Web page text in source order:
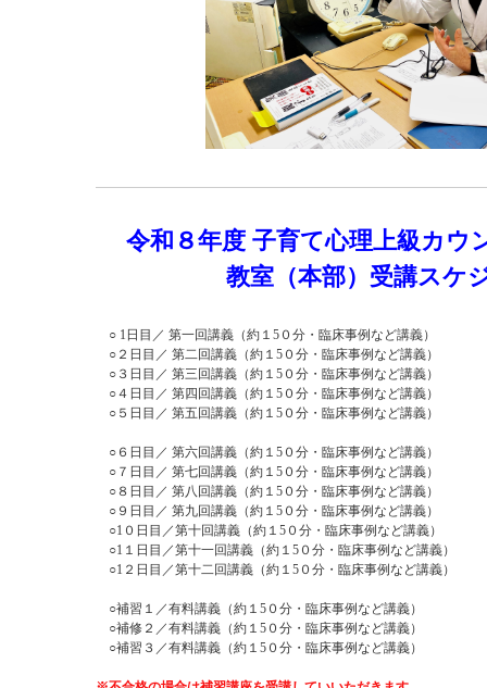
令和８年度 子育て心理上級カウ
教室（本部）受講スケ
○ 1日目／ 第一回講義（約１5 ０分・臨床事例など講義）
○２日目／ 第二回講義（約１5０分・臨床事例など講義）
○３日目／ 第三回講義（約１5０分・臨床事例など講義）
○４日目／ 第四回講義（約１5０分・臨床事例など講義）
○５日目／ 第五回講義（約１5０分・臨床事例など講義）
○６日目／ 第六回講義（約１5０分・臨床事例など講義）
○７日目／ 第七回講義（約１5０分・臨床事例など講義）
○８日目／ 第八回講義（約１5０分・臨床事例など講義）
○９日目／ 第九回講義（約１5０分・臨床事例など講義）
○1０日目／第十回講義（約１5０分・ 臨床事例など講義）
○1１日目／第十一回講義（約１5０分・臨床事例など講義）
○1２日目／第十二回講義（約１5０分・臨床事例など講義）
○補習１／有料講義（約１5０分・臨床事例など講義）
○補修２／有料講義（約１5０分・臨床事例など講義）
○補習３／有料講義（約１5０分・臨床事例など講義）